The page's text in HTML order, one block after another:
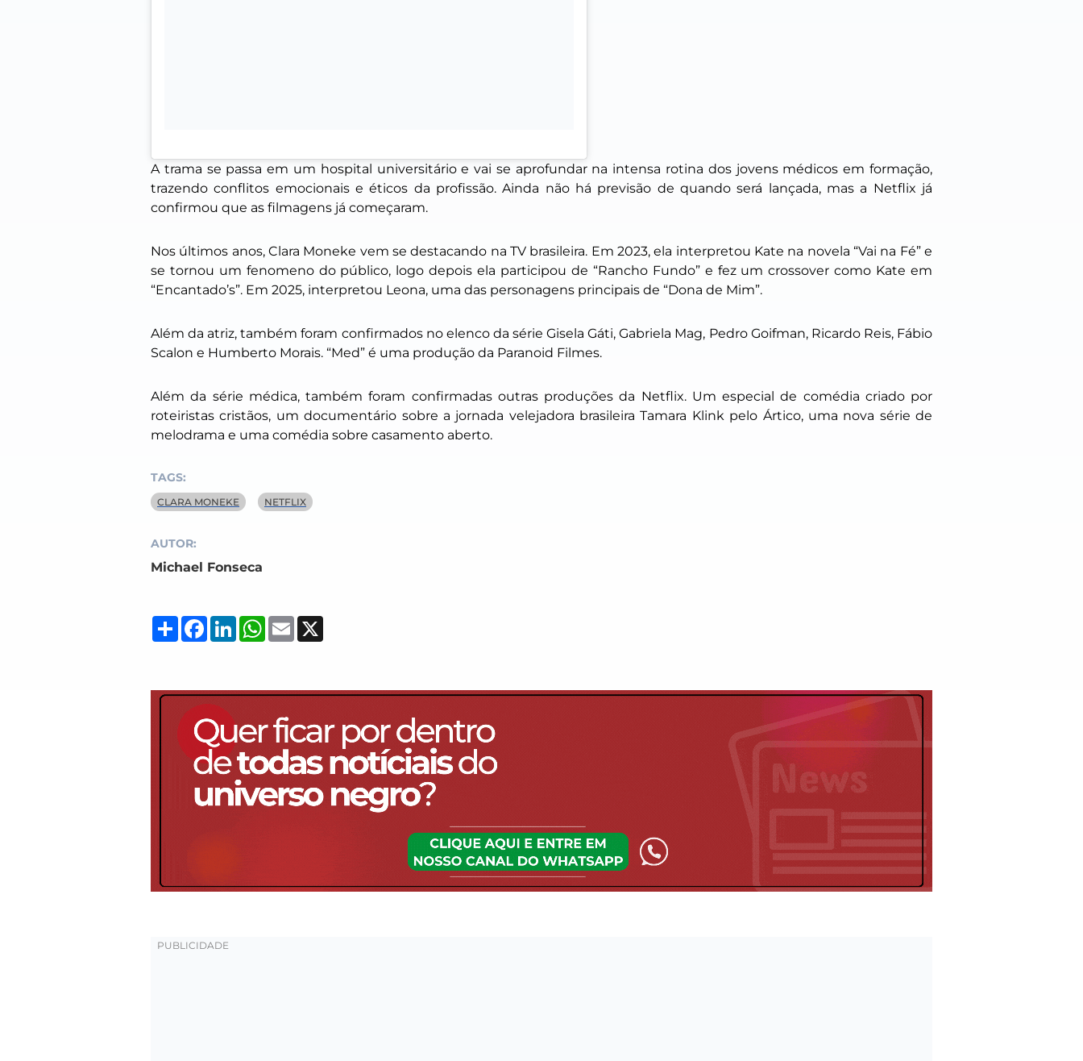
A trama se passa em um hospital universitário e vai se aprofundar na intensa rotina dos jovens médicos em formação,
trazendo conflitos emocionais e éticos da profissão. Ainda não há previsão de quando será lançada, mas a Netflix já
confirmou que as filmagens já começaram.
Nos últimos anos, Clara Moneke vem se destacando na TV brasileira. Em 2023, ela interpretou Kate na novela “Vai na Fé” e
se tornou um fenomeno do público, logo depois ela participou de “Rancho Fundo” e fez umcrossovercomo Kate em
“Encantado’s”. Em 2025, interpretou Leona, uma das personagens principais de “Dona de Mim”.
Além da atriz, também foram confirmados no elenco da série Gisela Gáti, Gabriela Mag, Pedro Goifman, Ricardo Reis, Fábio
Scalon e Humberto Morais. “Med” é uma produção da Paranoid Filmes.
Além da série médica, também foram confirmadas outras produções da Netflix. Um especial de comédia criado por
roteiristas cristãos, um documentário sobre a jornada velejadora brasileira Tamara Klink pelo Ártico, uma nova série de
melodrama e uma comédia sobre casamento aberto.
TAGS:
CLARA MONEKE NETFLIX
AUTOR:
Michael Fonseca
Compartilhar
Facebook
LinkedInWhatsApp
Email